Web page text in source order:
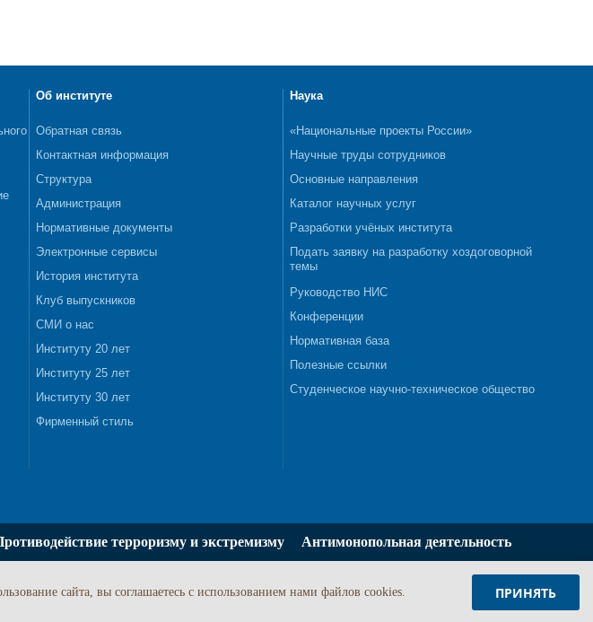
Об институте
Обратная связь
Контактная информация
Структура
Администрация
Нормативные документы
Электронные сервисы
История института
Клуб выпускников
СМИ о нас
Институту 20 лет
Институту 25 лет
Институту 30 лет
Фирменный стиль
Наука
«Национальные проекты России»
Научные труды сотрудников
Основные направления
Каталог научных услуг
Разработки учёных института
Подать заявку на разработку хоздоговорной
темы
Руководство НИС
Конференции
Нормативная база
Полезные ссылки
Студенческое научно-техническое общество
терроризму и экстремизму Антимонопольная деятельность
сайта, вы соглашаетесь c использованием нами файлов cookies. ПРИНЯТЬ